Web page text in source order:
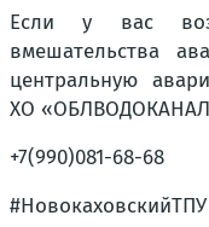
Если у вас
вмешательства
центральную
ХО
+7(990)081-68-68
#НовокаховскийТПУ